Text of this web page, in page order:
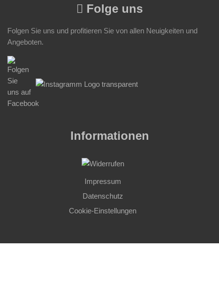
Folge uns
Folgen Sie uns und profitieren Sie von allen Neuigkeiten und
Angeboten.
Informationen
Impressum
Datenschutz
Cookie-Einstellungen